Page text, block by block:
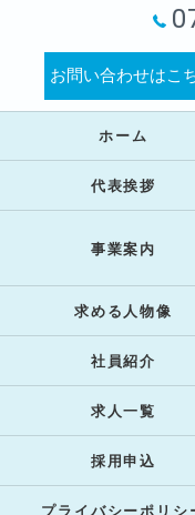
お問い合わせはこ
ホーム
代表挨拶
事業案内
求める人物像
社員紹介
求人一覧
採用申込
プライバシーポリシ